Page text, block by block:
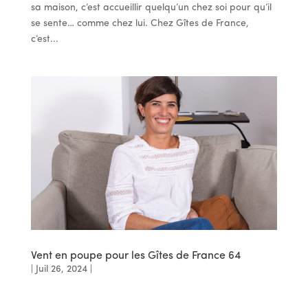
sa maison, c’est accueillir quelqu’un chez soi pour qu’il
se sente… comme chez lui. Chez Gîtes de France,
c’est...
Vent en poupe pour les Gîtes de France 64
Juil 26, 2024|